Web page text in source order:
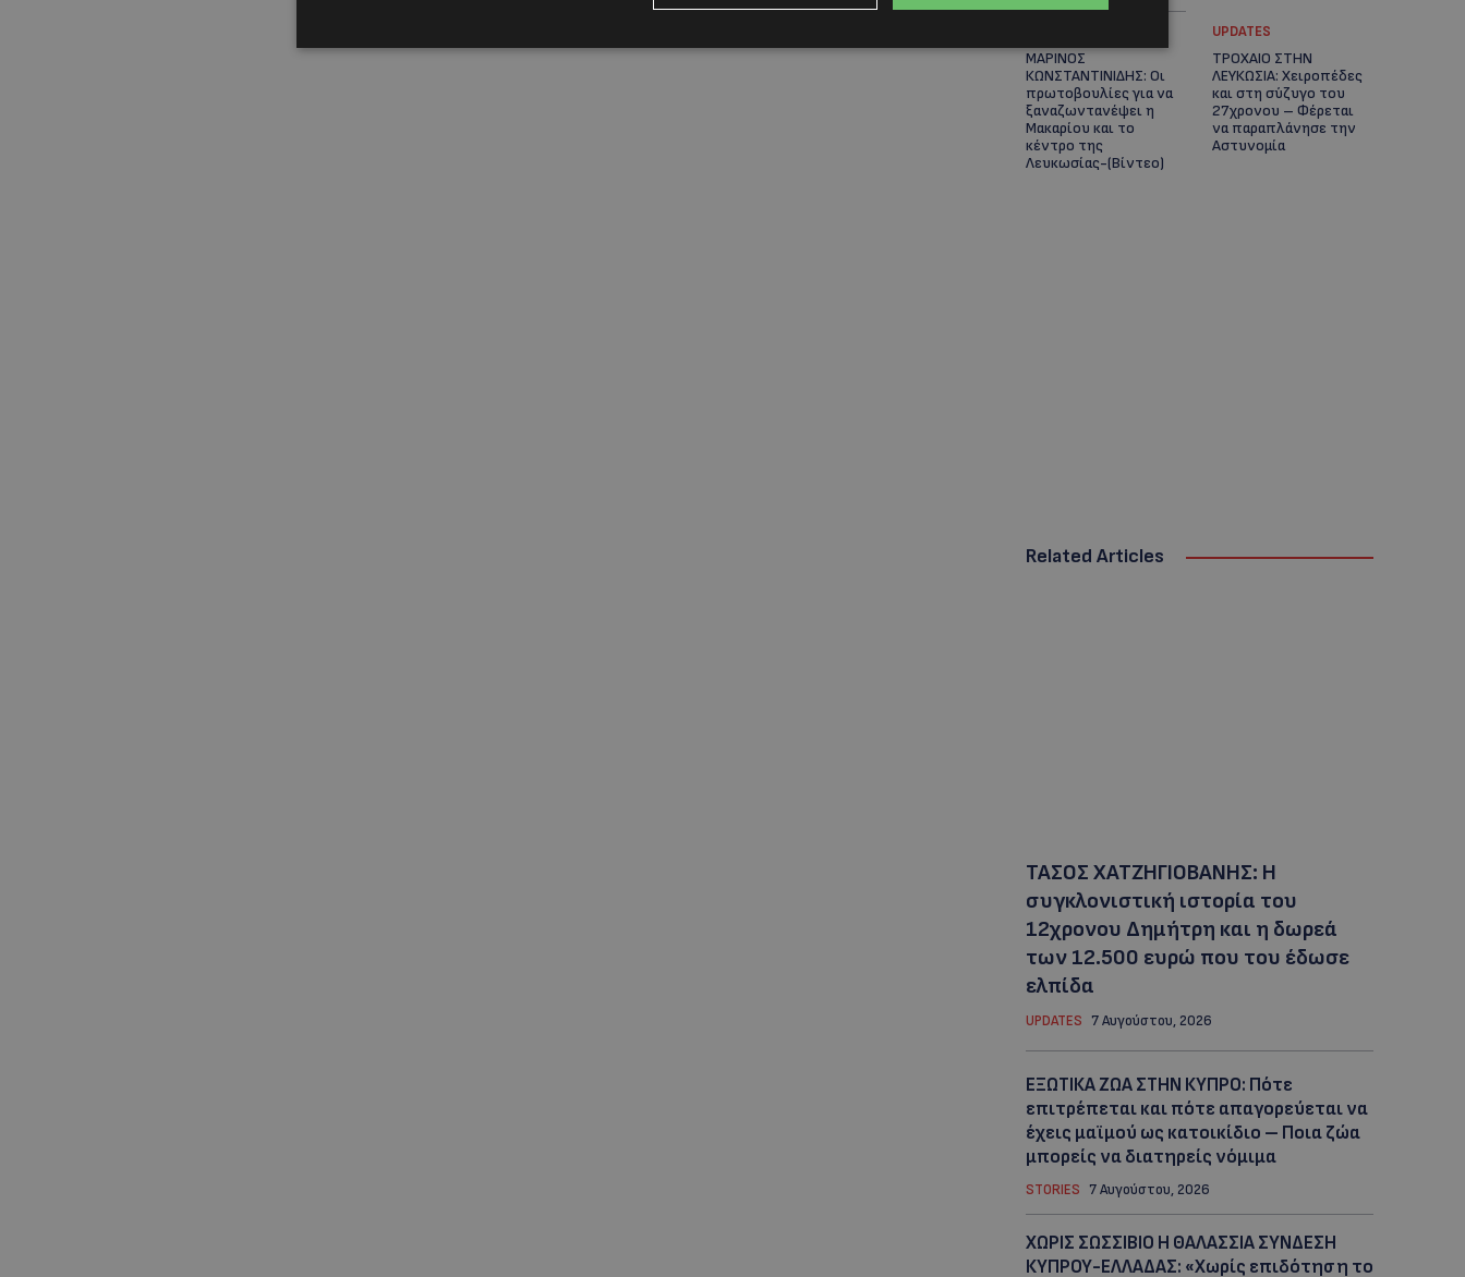
ΜΑΡΙΝΟΣ
ΚΩΝΣΤΑΝΤΙΝΙΔΗΣ: Οι
πρωτοβουλίες για να
ξαναζωντανέψει η
Μακαρίου και το
κέντρο της
Λευκωσίας-(Βίντεο)
UPDATES
ΤΡΟΧΑΙΟ ΣΤΗΝ
ΛΕΥΚΩΣΙΑ: Χειροπέδες
και στη σύζυγο του
27χρονου – Φέρεται
να παραπλάνησε την
Αστυνομία
Related Articles
ΤΑΣΟΣ ΧΑΤΖΗΓΙΟΒΑΝΗΣ: Η
συγκλονιστική ιστορία του
12χρονου Δημήτρη και η δωρεά
των 12.500 ευρώ που του έδωσε
ελπίδα
UPDATES 7 Αυγούστου, 2026
ΕΞΩΤΙΚΑ ΖΩΑ ΣΤΗΝ ΚΥΠΡΟ: Πότε
επιτρέπεται και πότε απαγορεύεται να
έχεις μαϊμού ως κατοικίδιο – Ποια ζώα
μπορείς να διατηρείς νόμιμα
STORIES 7 Αυγούστου, 2026
ΧΩΡΙΣ ΣΩΣΣΙΒΙΟ Η ΘΑΛΑΣΣΙΑ ΣΥΝΔΕΣΗ
ΚΥΠΡΟΥ-ΕΛΛΑΔΑΣ: «Χωρίς επιδότηση το